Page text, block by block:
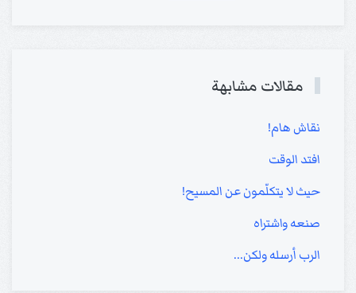
مقالات مشابهة
نقاش هام!
افتد الوقت
حيث لا يتكلّمون عن المسيح!
صنعه واشتراه
الرب أرسله ولكن...